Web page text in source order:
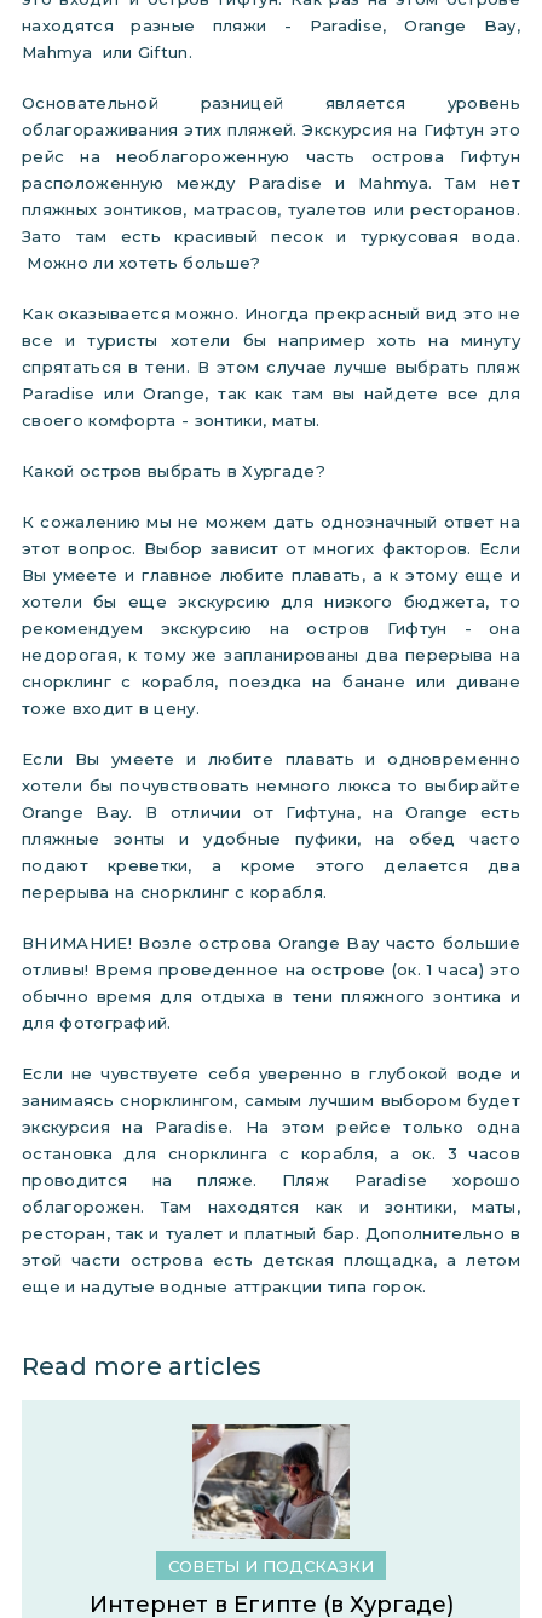
находятся разные пляжи - Paradise, Orange Bay,
Mahmya или Giftun.
Основательной разницей является уровень
облагораживания этих пляжей. Экскурсия на Гифтун это
рейс на необлагороженную часть острова Гифтун
расположенную между Paradise и Mahmya. Там нет
пляжных зонтиков, матрасов, туалетов или ресторанов.
Зато там есть красивый песок и туркусовая вода.
Можно ли хотеть больше?
Как оказывается можно. Иногда прекрасный вид это не
все и туристы хотели бы например хоть на минуту
спрятаться в тени. В этом случае лучше выбрать пляж
Paradise или Orange, так как там вы найдете все для
своего комфорта - зонтики, маты.
Какой остров выбрать в Хургаде?
К сожалению мы не можем дать однозначный ответ на
этот вопрос. Выбор зависит от многих факторов. Если
Вы умеете и главное любите плавать, а к этому еще и
хотели бы еще экскурсию для низкого бюджета, то
рекомендуем экскурсию на остров Гифтун - она
недорогая, к тому же запланированы два перерыва на
снорклинг с корабля, поездка на банане или диване
тоже входит в цену.
Если Вы умеете и любите плавать и одновременно
хотели бы почувствовать немного люкса то выбирайте
Orange Bay. В отличии от Гифтуна, на Orange есть
пляжные зонты и удобные пуфики, на обед часто
подают креветки, а кроме этого делается два
перерыва на снорклинг с корабля.
ВНИМАНИЕ! Возле острова Orange Bay часто большие
отливы! Время проведенное на острове (ок. 1 часа) это
обычно время для отдыха в тени пляжного зонтика и
для фотографий.
Если не чувствуете себя уверенно в глубокой воде и
занимаясь снорклингом, самым лучшим выбором будет
экскурсия на Paradise. На этом рейсе только одна
остановка для снорклинга с корабля, а ок. 3 часов
проводится на пляже. Пляж Paradise хорошо
облагорожен. Там находятся как и зонтики, маты,
ресторан, так и туалет и платный бар. Дополнительно в
этой части острова есть детская площадка, а летом
еще и надутые водные аттракции типа горок.
Read more articles
СОВЕТЫ И ПОДСКАЗКИ
Интернет в Египте (в Хургаде)